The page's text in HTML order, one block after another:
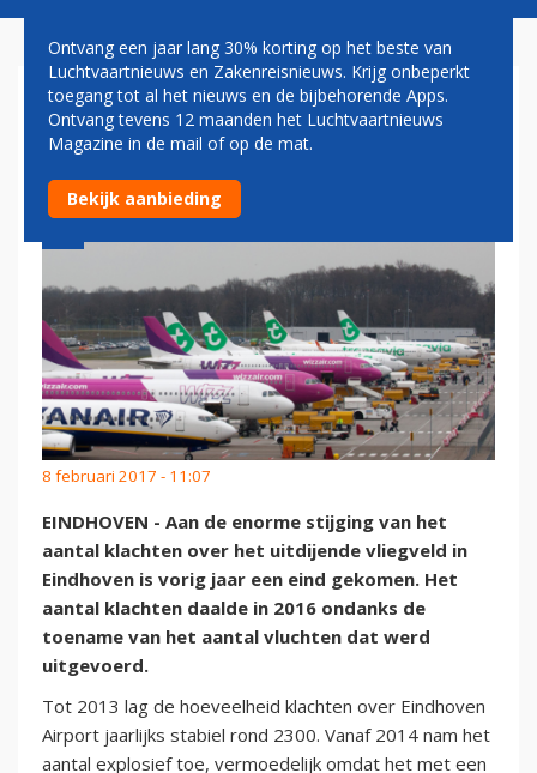
EIND AAN KLACHTENGROEI
OVER EINDHOVEN AIRPORT
8 februari 2017 - 11:07
EINDHOVEN - Aan de enorme stijging van het
aantal klachten over het uitdijende vliegveld in
Eindhoven is vorig jaar een eind gekomen. Het
aantal klachten daalde in 2016 ondanks de
toename van het aantal vluchten dat werd
uitgevoerd.
Tot 2013 lag de hoeveelheid klachten over Eindhoven
Airport jaarlijks stabiel rond 2300. Vanaf 2014 nam het
aantal explosief toe, vermoedelijk omdat het met een
Ontvang een jaar lang 30% korting op het beste van
Luchtvaartnieuws en Zakenreisnieuws. Krijg onbeperkt
toegang tot al het nieuws en de bijbehorende Apps.
Ontvang tevens 12 maanden het Luchtvaartnieuws
Magazine in de mail of op de mat.
Bekijk aanbieding